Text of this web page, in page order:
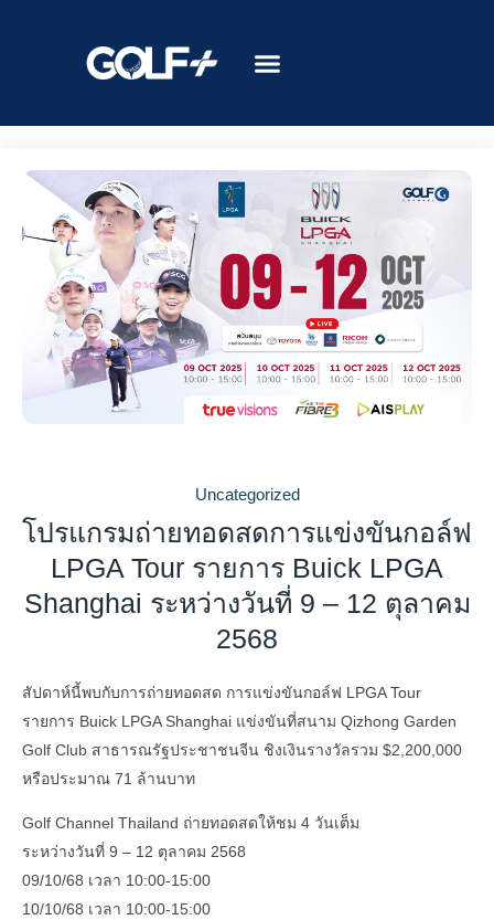
Uncategorized
โปรแกรมถ่ายทอดสดการแข่งขันกอล์ฟ
LPGA Tour รายการ Buick LPGA
Shanghai ระหว่างวันที่ 9 – 12 ตุลาคม
2568
สัปดาห์นี้พบกับการถ่ายทอดสด การแข่งขันกอล์ฟ LPGA Tour
รายการ Buick LPGA Shanghai แข่งขันที่สนาม Qizhong Garden
Golf Club สาธารณรัฐประชาชนจีน ชิงเงินรางวัลรวม $2,200,000
หรือประมาณ 71 ล้านบาท
Golf Channel Thailand ถ่ายทอดสดให้ชม 4 วันเต็ม
ระหว่างวันที่ 9 – 12 ตุลาคม 2568
09/10/68 เวลา 10:00-15:00
10/10/68 เวลา 10:00-15:00